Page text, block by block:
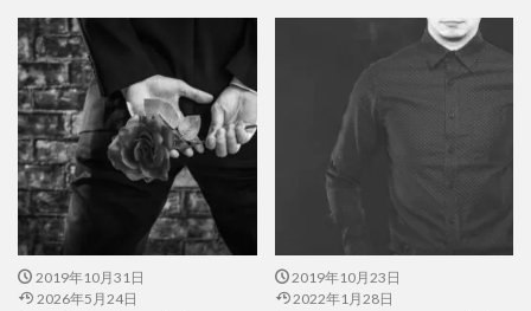
2019年10月31日
2026年5月24日
2019年10月23日
2022年1月28日